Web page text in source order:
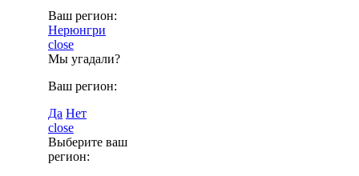
Ваш регион:
Нерюнгри
close
Мы угадали?
Ваш регион:
Да Нет
close
Выберите ваш
регион: